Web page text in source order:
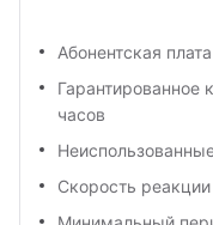
Абонентская плата
Гарантированное
часов
Скорость реакции